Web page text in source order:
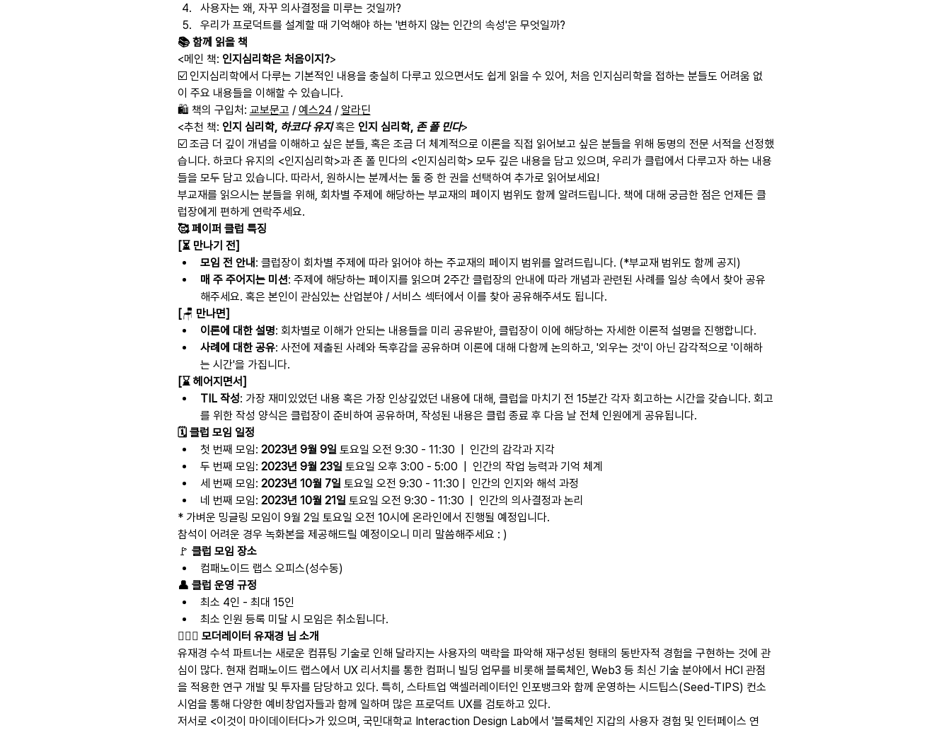
사용자는 왜, 자꾸 의사결정을 미루는 것일까?
우리가 프로덕트를 설계할 때 기억해야 하는 '변하지 않는 인간의 속성'은 무엇일까?
📚 함께 읽을 책
<메인 책: 인지심리학은 처음이지?>
☑️ 인지심리학에서 다루는 기본적인 내용을 충실히 다루고 있으면서도 쉽게 읽을 수 있어, 처음 인지심리학을 접하는 분들도 어려움 없
이 주요 내용들을 이해할 수 있습니다.
🛍️ 책의 구입처: 교보문고 / 예스24 / 알라딘
<추천 책: 인지 심리학, 하코다 유지 혹은 인지 심리학, 존 폴 민다>
☑️ 조금 더 깊이 개념을 이해하고 싶은 분들, 혹은 조금 더 체계적으로 이론을 직접 읽어보고 싶은 분들을 위해 동명의 전문 서적을 선정했
습니다. 하코다 유지의 <인지심리학>과 존 폴 민다의 <인지심리학> 모두 깊은 내용을 담고 있으며, 우리가 클럽에서 다루고자 하는 내용
들을 모두 담고 있습니다. 따라서, 원하시는 분께서는 둘 중 한 권을 선택하여 추가로 읽어보세요!
부교재를 읽으시는 분들을 위해, 회차별 주제에 해당하는 부교재의 페이지 범위도 함께 알려드립니다. 책에 대해 궁금한 점은 언제든 클
럽장에게 편하게 연락주세요.
🥰 페이퍼 클럽 특징
[⏳ 만나기 전]
모임 전 안내 : 클럽장이 회차별 주제에 따라 읽어야 하는 주교재의 페이지 범위를 알려드립니다. (*부교재 범위도 함께 공지)
매 주 주어지는 미션: 주제에 해당하는 페이지를 읽으며 2주간 클럽장의 안내에 따라 개념과 관련된 사례를 일상 속에서 찾아 공유
해주세요. 혹은 본인이 관심있는 산업분야 / 서비스 섹터에서 이를 찾아 공유해주셔도 됩니다.
[🪑 만나면]
이론에 대한 설명: 회차별로 이해가 안되는 내용들을 미리 공유받아, 클럽장이 이에 해당하는 자세한 이론적 설명을 진행합니다.
사례에 대한 공유: 사전에 제출된 사례와 독후감을 공유하며 이론에 대해 다함께 논의하고, '외우는 것'이 아닌 감각적으로 '이해하
는 시간'을 가집니다.
[⌛️ 헤어지면서]
TIL 작성: 가장 재미있었던 내용 혹은 가장 인상깊었던 내용에 대해, 클럽을 마치기 전 15분간 각자 회고하는 시간을 갖습니다. 회고
를 위한 작성 양식은 클럽장이 준비하여 공유하며, 작성된 내용은 클럽 종료 후 다음 날 전체 인원에게 공유됩니다.
🗓️ 클럽 모임 일정
첫 번째 모임: 2023년 9월 9일 토요일 오전 9:30 - 11:30  |  인간의 감각과 지각
두 번째 모임: 2023년 9월 23일 토요일 오후 3:00 - 5:00  |  인간의 작업 능력과 기억 체계
세 번째 모임: 2023년 10월 7일 토요일 오전 9:30 - 11:30 |  인간의 인지와 해석 과정
네 번째 모임: 2023년 10월 21일 토요일 오전 9:30 - 11:30  |  인간의 의사결정과 논리
* 가벼운 밍글링 모임이 9월 2일 토요일 오전 10시에 온라인에서 진행될 예정입니다.
참석이 어려운 경우 녹화본을 제공해드릴 예정이오니 미리 말씀해주세요 : )
🚩 클럽 모임 장소
컴패노이드 랩스 오피스(성수동)
👤 클럽 운영 규정
최소 4인 - 최대 15인
최소 인원 등록 미달 시 모임은 취소됩니다.
💁🏻‍♀️ 모더레이터 유재경 님 소개
유재경 수석 파트너는 새로운 컴퓨팅 기술로 인해 달라지는 사용자의 맥락을 파악해 재구성된 형태의 동반자적 경험을 구현하는 것에 관
심이 많다. 현재 컴패노이드 랩스에서 UX 리서치를 통한 컴퍼니 빌딩 업무를 비롯해 블록체인, Web3 등 최신 기술 분야에서 HCI 관점
을 적용한 연구 개발 및 투자를 담당하고 있다. 특히, 스타트업 액셀러레이터인 인포뱅크와 함께 운영하는 시드팁스(Seed-TIPS) 컨소
시엄을 통해 다양한 예비창업자들과 함께 일하며 많은 프로덕트 UX를 검토하고 있다.
저서로 <이것이 마이데이터다>가 있으며, 국민대학교 Interaction Design Lab에서 '블록체인 지갑의 사용자 경험 및 인터페이스 연